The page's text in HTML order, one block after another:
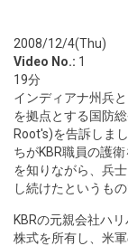
2008/12/4(Thu)
Video No.: 1
19分
インディアナ州兵
を拠点とする国防
Root's)を告訴しま
ちがKBR職員の護
を知りながら、兵
し続けたというもの
KBRの元親会社ハ
株式を所有し、米